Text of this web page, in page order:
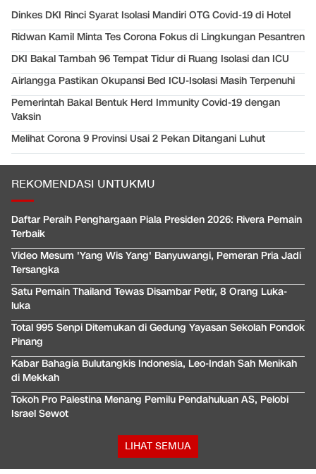
Dinkes DKI Rinci Syarat Isolasi Mandiri OTG Covid-19 di Hotel
Ridwan Kamil Minta Tes Corona Fokus di Lingkungan Pesantren
DKI Bakal Tambah 96 Tempat Tidur di Ruang Isolasi dan ICU
Airlangga Pastikan Okupansi Bed ICU-Isolasi Masih Terpenuhi
Pemerintah Bakal Bentuk Herd Immunity Covid-19 dengan
Vaksin
Melihat Corona 9 Provinsi Usai 2 Pekan Ditangani Luhut
REKOMENDASI UNTUKMU
Daftar Peraih Penghargaan Piala Presiden 2026: Rivera Pemain
Terbaik
Video Mesum 'Yang Wis Yang' Banyuwangi, Pemeran Pria Jadi
Tersangka
Satu Pemain Thailand Tewas Disambar Petir, 8 Orang Luka-
luka
Total 995 Senpi Ditemukan di Gedung Yayasan Sekolah Pondok
Pinang
Kabar Bahagia Bulutangkis Indonesia, Leo-Indah Sah Menikah
di Mekkah
Tokoh Pro Palestina Menang Pemilu Pendahuluan AS, Pelobi
Israel Sewot
LIHAT SEMUA